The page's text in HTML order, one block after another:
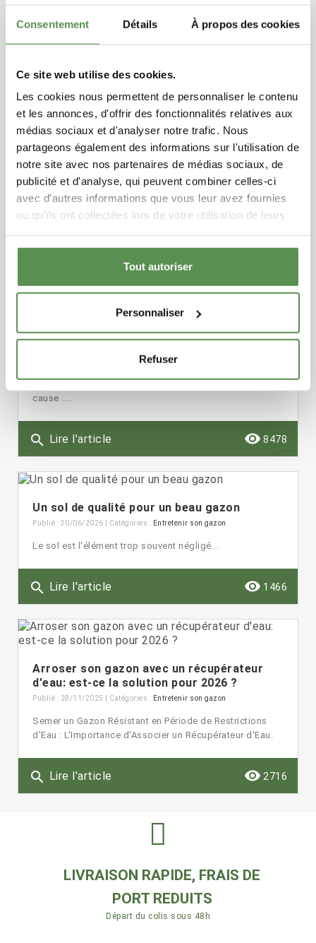
Consentement Détails À propos des cookies
Ce site web utilise des cookies.
Les cookies nous permettent de personnaliser le contenu
et les annonces, d'offrir des fonctionnalités relatives aux
médias sociaux et d'analyser notre trafic. Nous
partageons également des informations sur l'utilisation de
notre site avec nos partenaires de médias sociaux, de
publicité et d'analyse, qui peuvent combiner celles-ci
avec d'autres informations que vous leur avez fournies
ou qu'ils ont collectées lors de votre utilisation de leurs
Tout autoriser
Personnaliser
Refuser
Est-ce que le robot tondeuse permet vraiment de réduire
les mauvaises herbes et d’avoir un gazon plus dense ?
Sablage, top dressing, : aider votre pelouse
sur terre argileuse
Publié : 02/07/2026 | Catégories :
Sabler son sol permet aux gazons C4 de se développer
searchLire l'article remove_red_eye4644
Mauvaises herbes gazon, comment s'en
Publié : 30/06/2026 | Catégories :Entretenir son gazon
cause ....
search Lire l'article remove_red_eye 8478
Un sol de qualité pour un beau gazon
Publié : 30/06/2026 | Catégories : Entretenir son gazon
Le sol est l'élément trop souvent négligé...
search Lire l'article remove_red_eye 1466
Arroser son gazon avec un récupérateur
d'eau: est-ce la solution pour 2026 ?
Publié : 28/11/2025 | Catégories : Entretenir son gazon
Semer un Gazon Résistant en Période de Restrictions
d'Eau : L'Importance d'Associer un Récupérateur d'Eau.
search Lire l'article remove_red_eye 2716
LIVRAISON RAPIDE, FRAIS DE
PORT REDUITS
Départ du colis sous 48h